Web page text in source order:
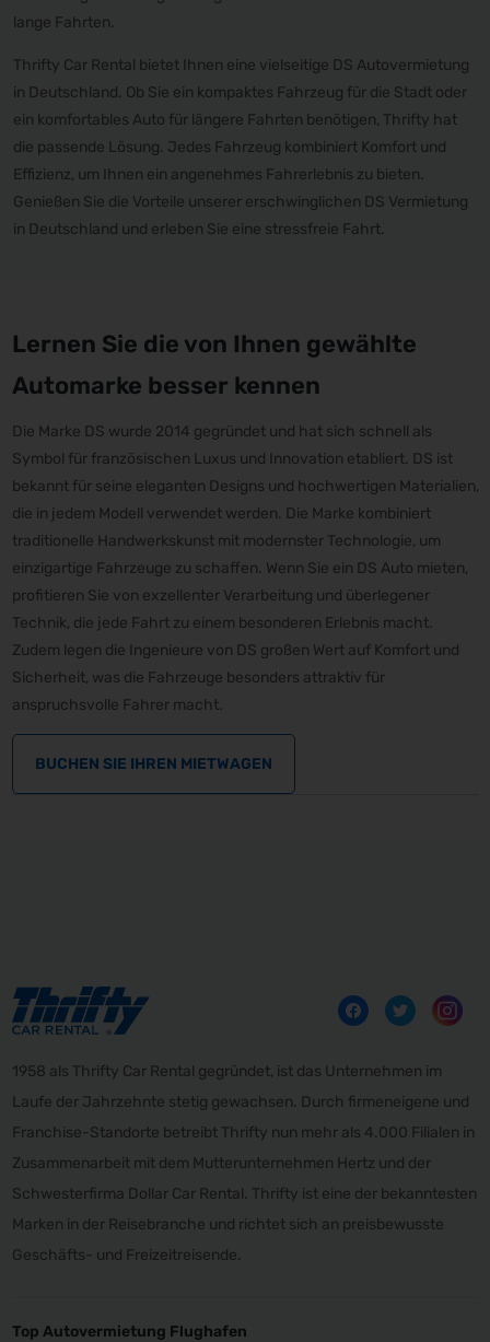
lange Fahrten.
Thrifty Car Rental bietet Ihnen eine vielseitige DS Autovermietung
in Deutschland. Ob Sie ein kompaktes Fahrzeug für die Stadt oder
ein komfortables Auto für längere Fahrten benötigen, Thrifty hat
die passende Lösung. Jedes Fahrzeug kombiniert Komfort und
Effizienz, um Ihnen ein angenehmes Fahrerlebnis zu bieten.
Genießen Sie die Vorteile unserer erschwinglichen DS Vermietung
in Deutschland und erleben Sie eine stressfreie Fahrt.
Lernen Sie die von Ihnen gewählte
Automarke besser kennen
Die Marke DS wurde 2014 gegründet und hat sich schnell als
Symbol für französischen Luxus und Innovation etabliert. DS ist
bekannt für seine eleganten Designs und hochwertigen Materialien,
die in jedem Modell verwendet werden. Die Marke kombiniert
traditionelle Handwerkskunst mit modernster Technologie, um
einzigartige Fahrzeuge zu schaffen. Wenn Sie ein DS Auto mieten,
profitieren Sie von exzellenter Verarbeitung und überlegener
Technik, die jede Fahrt zu einem besonderen Erlebnis macht.
Zudem legen die Ingenieure von DS großen Wert auf Komfort und
Sicherheit, was die Fahrzeuge besonders attraktiv für
anspruchsvolle Fahrer macht.
BUCHEN SIE IHREN MIETWAGEN
1958 als Thrifty Car Rental gegründet, ist das Unternehmen im
Laufe der Jahrzehnte stetig gewachsen. Durch firmeneigene und
Franchise-Standorte betreibt Thrifty nun mehr als 4.000 Filialen in
Zusammenarbeit mit dem Mutterunternehmen Hertz und der
Schwesterfirma Dollar Car Rental. Thrifty ist eine der bekanntesten
Marken in der Reisebranche und richtet sich an preisbewusste
Geschäfts- und Freizeitreisende.
Top Autovermietung Flughafen